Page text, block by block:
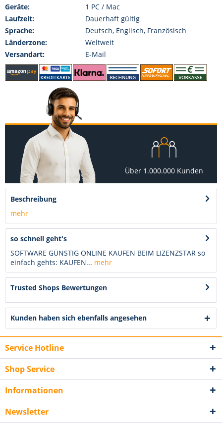
Geräte:
1 PC / Mac
Laufzeit:
Dauerhaft gültig
Sprache:
Deutsch, Englisch, Französisch
Länderzone:
Weltweit
Versandart:
E-Mail
Über 1.000.000 Kunden
Beschreibung
mehr
so schnell geht's
SOFTWARE GÜNSTIG ONLINE KAUFEN BEIM LIZENZSTAR so
einfach gehts: KAUFEN... mehr
Trusted Shops Bewertungen
Kunden haben sich ebenfalls angesehen
Service Hotline
Shop Service
Informationen
Newsletter